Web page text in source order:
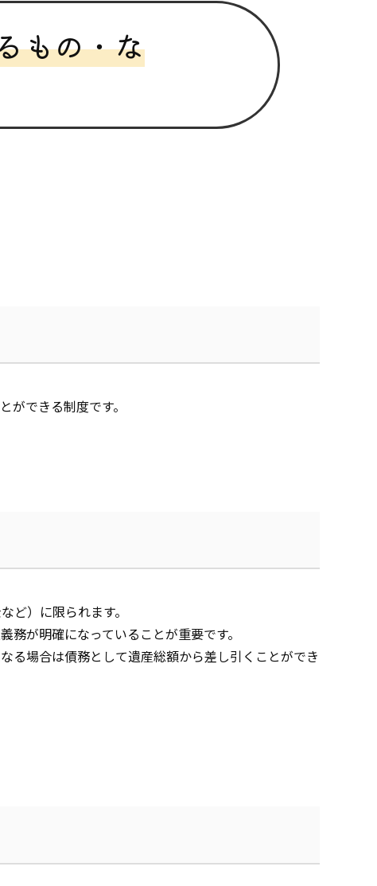
もの・な
できる制度です。
ど）に限られます。
が明確になっていることが重要です。
る場合は債務として遺産総額から差し引くことができ